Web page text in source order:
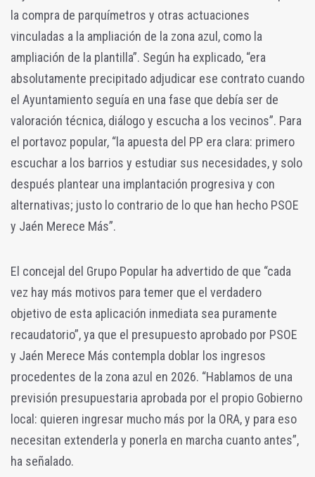
la compra de parquímetros y otras actuaciones
vinculadas a la ampliación de la zona azul, como la
ampliación de la plantilla”. Según ha explicado, “era
absolutamente precipitado adjudicar ese contrato cuando
el Ayuntamiento seguía en una fase que debía ser de
valoración técnica, diálogo y escucha a los vecinos”. Para
el portavoz popular, “la apuesta del PP era clara: primero
escuchar a los barrios y estudiar sus necesidades, y solo
después plantear una implantación progresiva y con
alternativas; justo lo contrario de lo que han hecho PSOE
y Jaén Merece Más”.
El concejal del Grupo Popular ha advertido de que “cada
vez hay más motivos para temer que el verdadero
objetivo de esta aplicación inmediata sea puramente
recaudatorio”, ya que el presupuesto aprobado por PSOE
y Jaén Merece Más contempla doblar los ingresos
procedentes de la zona azul en 2026. “Hablamos de una
previsión presupuestaria aprobada por el propio Gobierno
local: quieren ingresar mucho más por la ORA, y para eso
necesitan extenderla y ponerla en marcha cuanto antes”,
ha señalado.